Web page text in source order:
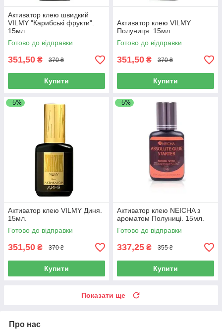
Активатор клею швидкий
VILMY "Карибські фрукти".
15мл.
Готово до відправки
351,50 ₴ 370 ₴
Купити
Активатор клею VILMY
Полуниця. 15мл.
Готово до відправки
351,50 ₴ 370 ₴
Купити
–5%
Активатор клею VILMY Диня.
15мл.
Готово до відправки
351,50 ₴ 370 ₴
Купити
–5%
Активатор клею NEICHA з
ароматом Полуниці. 15мл.
Готово до відправки
337,25 ₴ 355 ₴
Купити
Показати ще
Про нас